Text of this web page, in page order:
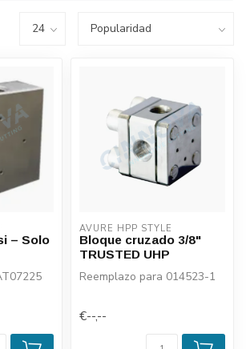
– Solo
AVURE HPP STYLE
Bloque cruzado 3/8"
TRUSTED UHP
Reemplazo para 014523-1
€--,--